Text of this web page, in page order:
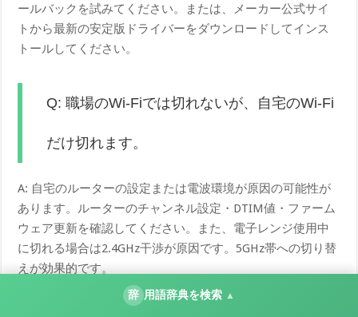
ールバックを試みてください。または、メーカー公式サイ
トから最新の安定版ドライバーをダウンロードしてインス
トールしてください。
Q: 職場のWi-Fiでは切れないが、自宅のWi-Fi
だけ切れます。
A: 自宅のルーターの設定または電波環境が原因の可能性が
あります。ルーターのチャンネル設定・DTIM値・ファーム
ウェア更新を確認してください。また、電子レンジ使用中
に切れる場合は2.4GHz干渉が原因です。5GHz帯への切り替
えが効果的です。
辞 用語辞典を検索 ▲